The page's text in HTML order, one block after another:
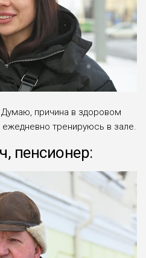
причина в здоровом
тренируюсь в зале.
пенсионер: